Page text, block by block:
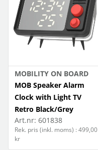
Mobiltillbehör
Mobilfodral
Mobilhållare
Mobilskal
Video
Kamerariggar
Kameror
MOBILITY ON BOARD
MOB Speaker Alarm
Clock with Light TV
Retro Black/Grey
Art.nr: 601838
Rek. pris (inkl. moms) : 499,00
kr